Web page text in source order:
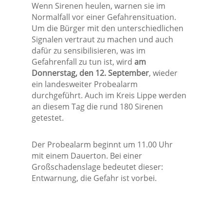
Wenn Sirenen heulen, warnen sie im
Normalfall vor einer Gefahrensituation.
Um die Bürger mit den unterschiedlichen
Signalen vertraut zu machen und auch
dafür zu sensibilisieren, was im
Gefahrenfall zu tun ist, wird am
Donnerstag, den 12. September, wieder
ein landesweiter Probealarm
durchgeführt. Auch im Kreis Lippe werden
an diesem Tag die rund 180 Sirenen
getestet.
Der Probealarm beginnt um 11.00 Uhr
mit einem Dauerton. Bei einer
Großschadenslage bedeutet dieser:
Entwarnung, die Gefahr ist vorbei.